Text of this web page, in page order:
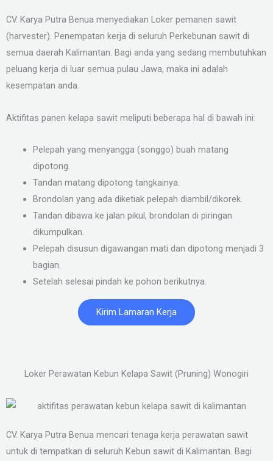
CV. Karya Putra Benua menyediakan Loker pemanen sawit
(harvester). Penempatan kerja di seluruh Perkebunan sawit di
semua daerah Kalimantan. Bagi anda yang sedang membutuhkan
peluang kerja di luar semua pulau Jawa, maka ini adalah
kesempatan anda.
Aktifitas panen kelapa sawit meliputi beberapa hal di bawah ini:
Pelepah yang menyangga (songgo) buah matang
dipotong.
Tandan matang dipotong tangkainya.
Brondolan yang ada diketiak pelepah diambil/dikorek.
Tandan dibawa ke jalan pikul, brondolan di piringan
dikumpulkan.
Pelepah disusun digawangan mati dan dipotong menjadi 3
bagian.
Setelah selesai pindah ke pohon berikutnya.
Kirim Lamaran Kerja
Loker Perawatan Kebun Kelapa Sawit (Pruning) Wonogiri
CV. Karya Putra Benua mencari tenaga kerja perawatan sawit
untuk di tempatkan di seluruh Kebun sawit di Kalimantan. Bagi